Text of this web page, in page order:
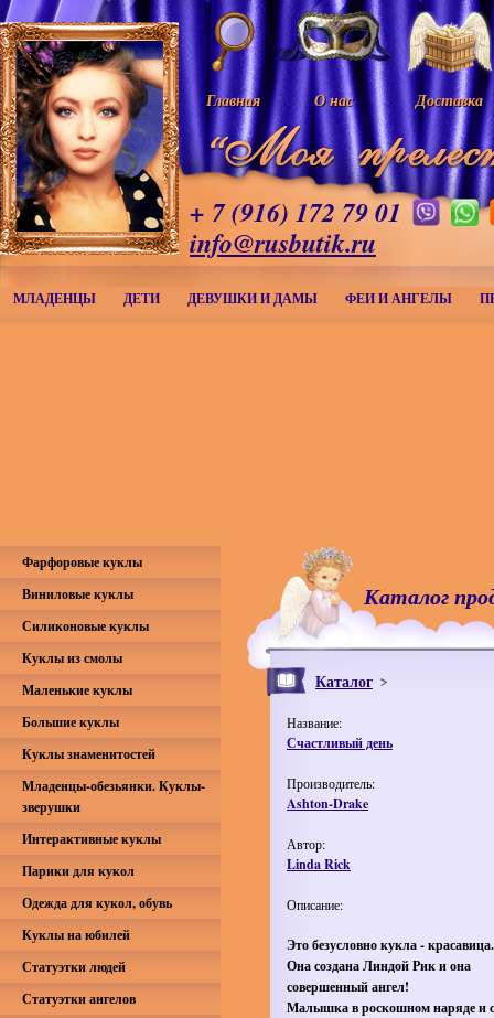
Главная О нас Доставка
+ 7 (916) 172 79 01
info@rusbutik.ru
МЛАДЕНЦЫ ДЕТИ ДЕВУШКИ И ДАМЫ ФЕИ И АНГЕЛЫ
Каталог
Каталог
Название:
Счастливый день
Производитель:
Ashton-Drake
Автор:
Linda Rick
Описание:
Это безусловно кукла - красавица.
Она создана Линдой Рик и она
совершенный ангел!
Малышка в роскошном наряде и с
Фарфоровые куклы
Виниловые куклы
Силиконовые куклы
Куклы из смолы
Маленькие куклы
Большие куклы
Куклы знаменитостей
Младенцы-обезьянки. Куклы-
зверушки
Интерактивные куклы
Парики для кукол
Одежда для кукол, обувь
Куклы на юбилей
Статуэтки людей
Статуэтки ангелов